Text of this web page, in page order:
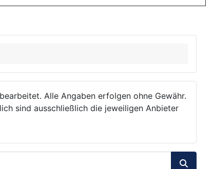
Alle Angaben erfolgen ohne Gewähr.
sind ausschließlich die jeweiligen Anbieter